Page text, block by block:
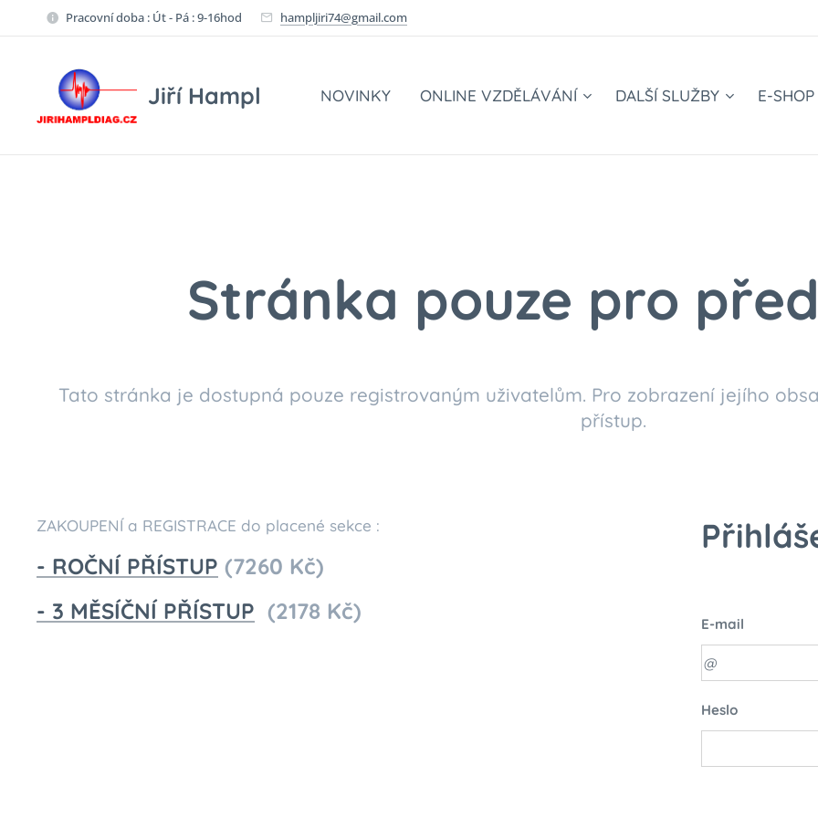
Pracovní doba : Út - Pá : 9-16hod hampljiri74@gmail.com
Jiří Hampl NOVINKY ONLINE VZDĚLÁVÁNÍ DALŠÍ SLUŽBY E-SHOP
Stránka pouze pro
Tato stránka je dostupná pouze registrovaným uživatelům. Pro zobrazení jejího
přístup.
ZAKOUPENÍ a REGISTRACE do placené sekce :
- ROČNÍ PŘÍSTUP (7260 Kč)
- 3 MĚSÍČNÍ PŘÍSTUP (2178 Kč) E-mail
Heslo